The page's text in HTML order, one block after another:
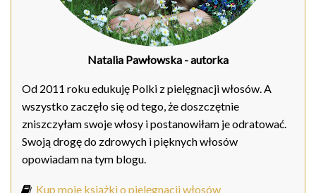
Natalia Pawłowska - autorka
Od 2011 roku edukuję Polki z pielęgnacji włosów. A
wszystko zaczęło się od tego, że doszczętnie
zniszczyłam swoje włosy i postanowiłam je odratować.
Swoją drogę do zdrowych i pięknych włosów
opowiadam na tym blogu.
Kup moje książki o pielęgnacji włosów